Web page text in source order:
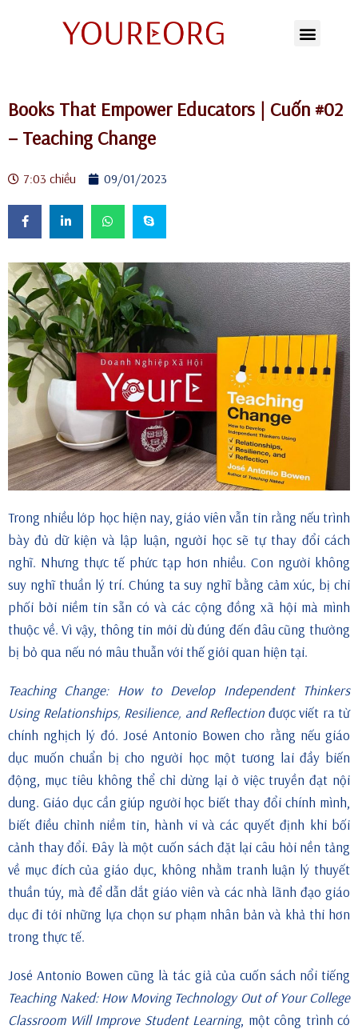
dung
Books That Empower Educators | Cuốn #02
– Teaching Change
7:03 chiều 09/01/2023
Trong nhiều lớp học hiện nay, giáo viên vẫn tin rằng nếu trình
bày đủ dữ kiện và lập luận, người học sẽ tự thay đổi cách
nghĩ. Nhưng thực tế phức tạp hơn nhiều. Con người không
suy nghĩ thuần lý trí. Chúng ta suy nghĩ bằng cảm xúc, bị chi
phối bởi niềm tin sẵn có và các cộng đồng xã hội mà mình
thuộc về. Vì vậy, thông tin mới dù đúng đến đâu cũng thường
bị bỏ qua nếu nó mâu thuẫn với thế giới quan hiện tại.
Teaching Change: How to Develop Independent Thinkers
Using Relationships, Resilience, and Reflection được viết ra từ
chính nghịch lý đó. José Antonio Bowen cho rằng nếu giáo
dục muốn chuẩn bị cho người học một tương lai đầy biến
động, mục tiêu không thể chỉ dừng lại ở việc truyền đạt nội
dung. Giáo dục cần giúp người học biết thay đổi chính mình,
biết điều chỉnh niềm tin, hành vi và các quyết định khi bối
cảnh thay đổi. Đây là một cuốn sách đặt lại câu hỏi nền tảng
về mục đích của giáo dục, không nhằm tranh luận lý thuyết
thuần túy, mà để dẫn dắt giáo viên và các nhà lãnh đạo giáo
dục đi tới những lựa chọn sư phạm nhân bản và khả thi hơn
trong thực tế.
José Antonio Bowen cũng là tác giả của cuốn sách nổi tiếng
Teaching Naked: How Moving Technology Out of Your College
Classroom Will Improve Student Learning, một công trình có